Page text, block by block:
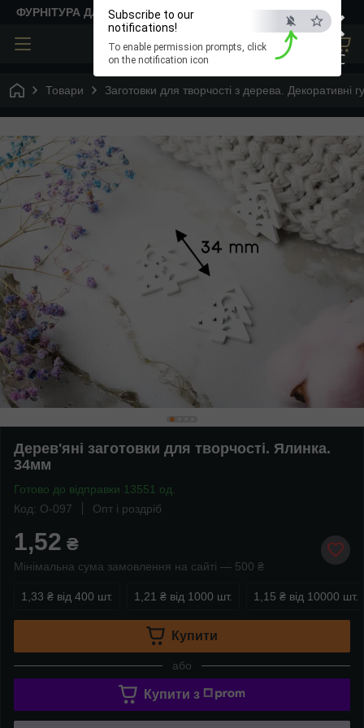
×
ESC
Subscribe to our
notifications!
To enable permission prompts, click
on the notification icon
ФУРНІТУРА ДЛЯ ТВОРЧОСТІ
Товари Заготовки для творчості з дерева. Декоративні
Дерев'яні заготовки для творчості. Ялинка.
34мм
Готово до відправки 13551 од.
Код: O-097
Опт і роздріб
1,52 ₴
Мінімальна сума замовлення на сайті — 500 ₴
1,33 ₴ від 400 шт. 1,21 ₴ від 1000 шт. 1,15 ₴ від 10000 шт.
Купити
або
Купити з